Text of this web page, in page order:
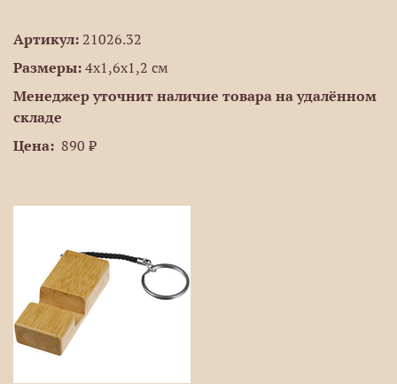
Артикул: 21026.32
Размеры: 4х1,6х1,2 см
Менеджер уточнит наличие товара на удалённом
складе
Цена: 890 ₽